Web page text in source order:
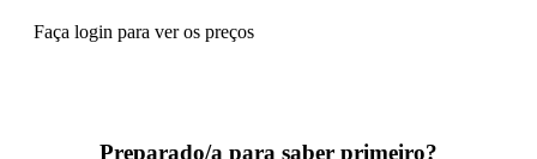
Faça login para ver os preços
Preparado/a para saber primeiro?